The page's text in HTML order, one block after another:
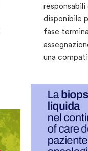
disponibile
fase
una